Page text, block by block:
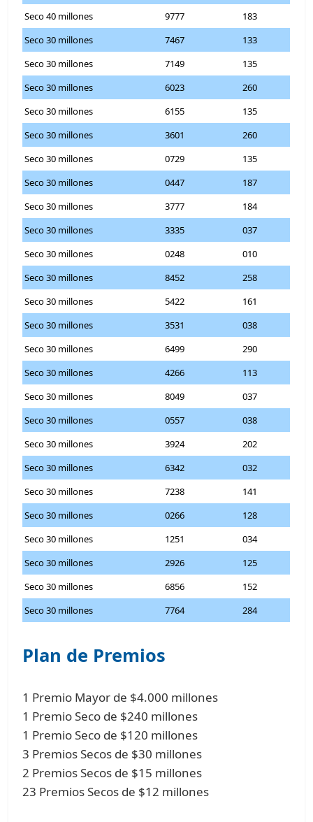
Seco 40 millones
9777
183
Seco 30 millones
7467
133
Seco 30 millones
7149
135
Seco 30 millones
6023
260
Seco 30 millones
6155
135
Seco 30 millones
3601
260
Seco 30 millones
0729
135
Seco 30 millones
0447
187
Seco 30 millones
3777
184
Seco 30 millones
3335
037
Seco 30 millones
0248
010
Seco 30 millones
8452
258
Seco 30 millones
5422
161
Seco 30 millones
3531
038
Seco 30 millones
6499
290
Seco 30 millones
4266
113
Seco 30 millones
8049
037
Seco 30 millones
0557
038
Seco 30 millones
3924
202
Seco 30 millones
6342
032
Seco 30 millones
7238
141
Seco 30 millones
0266
128
Seco 30 millones
1251
034
Seco 30 millones
2926
125
Seco 30 millones
6856
152
Seco 30 millones
7764 284
Plan de Premios
1 Premio Mayor de $4.000 millones
1 Premio Seco de $240 millones
1 Premio Seco de $120 millones
3 Premios Secos de $30 millones
2 Premios Secos de $15 millones
23 Premios Secos de $12 millones